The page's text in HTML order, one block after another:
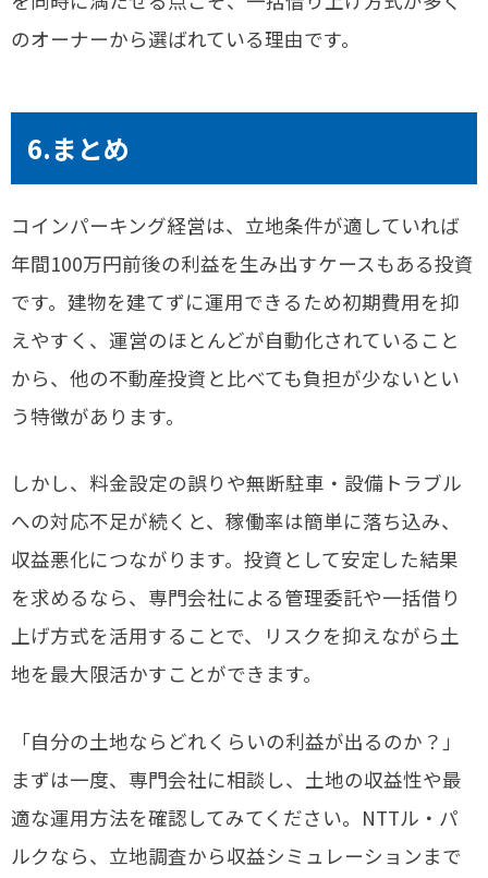
のオーナーから選ばれている理由です。
6.まとめ
コインパーキング経営は、立地条件が適していれば
年間100万円前後の利益を生み出すケースもある投資
です。建物を建てずに運用できるため初期費用を抑
えやすく、運営のほとんどが自動化されていること
から、他の不動産投資と比べても負担が少ないとい
う特徴があります。
しかし、料金設定の誤りや無断駐車・設備トラブル
への対応不足が続くと、稼働率は簡単に落ち込み、
収益悪化につながります。投資として安定した結果
を求めるなら、専門会社による管理委託や一括借り
上げ方式を活用することで、リスクを抑えながら土
地を最大限活かすことができます。
「自分の土地ならどれくらいの利益が出るのか？」
まずは一度、専門会社に相談し、土地の収益性や最
適な運用方法を確認してみてください。NTTル・パ
ルクなら、立地調査から収益シミュレーションまで